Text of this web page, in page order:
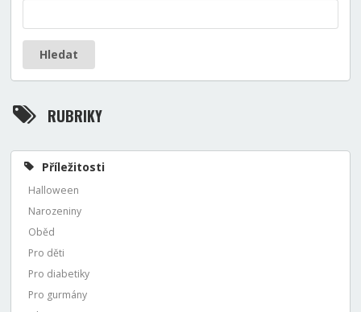
Hledat
RUBRIKY
Příležitosti
Halloween
Narozeniny
Oběd
Pro děti
Pro diabetiky
Pro gurmány